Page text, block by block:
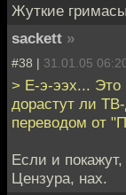
Жуткие
sackett »
#38 | 31.01.05
> Е-э-ээх... Это
дорастут ли
переводом от
Если и
Цензура, нах.